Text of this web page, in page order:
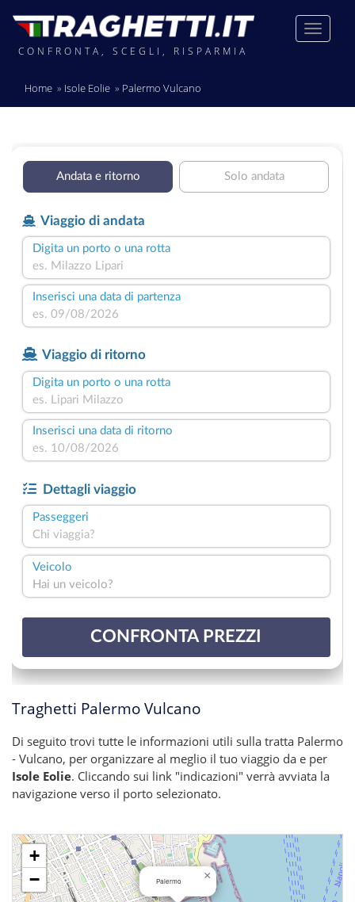
CONFRONTA, SCEGLI, RISPARMIA
Home Isole Eolie Palermo Vulcano
Traghetti Palermo Vulcano
Di seguito trovi tutte le informazioni utili sulla tratta Palermo
- Vulcano, per organizzare al meglio il tuo viaggio da e per
Isole Eolie. Cliccando sui link "indicazioni" verrà avviata la
navigazione verso il porto selezionato.
Palermo ×
+
−